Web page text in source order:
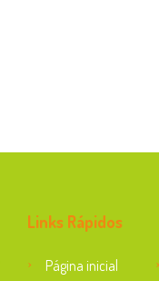
Links Rápidos
Página inicial